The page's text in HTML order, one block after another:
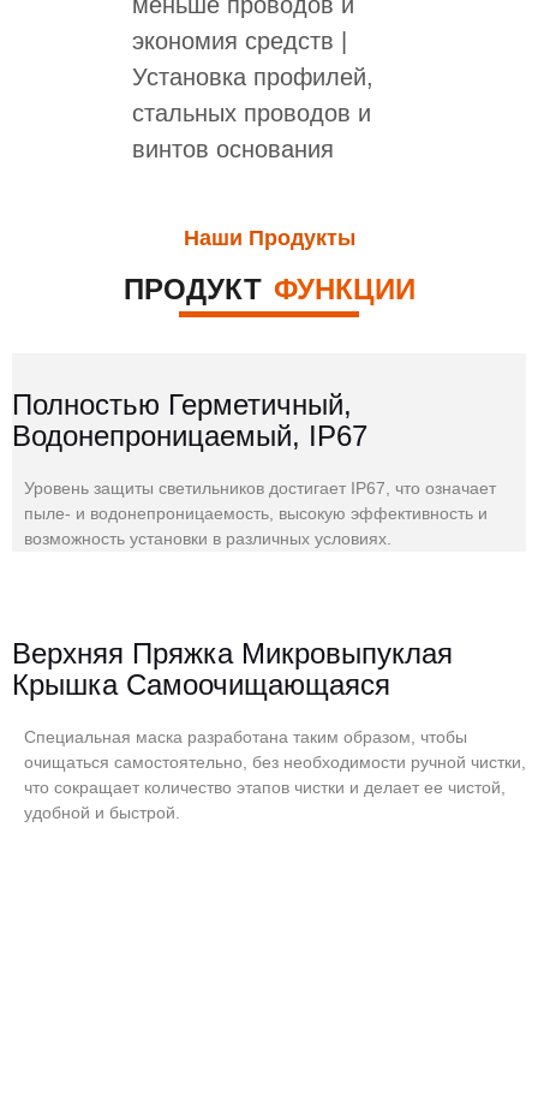
меньше проводов и
экономия средств |
Установка профилей,
стальных проводов и
винтов основания
Наши Продукты
ПРОДУКТ ФУНКЦИИ
Полностью Герметичный,
Водонепроницаемый, IP67
Уровень защиты светильников достигает IP67, что означает
пыле- и водонепроницаемость, высокую эффективность и
возможность установки в различных условиях.
Верхняя Пряжка Микровыпуклая
Крышка Самоочищающаяся
Специальная маска разработана таким образом, чтобы
очищаться самостоятельно, без необходимости ручной чистки,
что сокращает количество этапов чистки и делает ее чистой,
удобной и быстрой.